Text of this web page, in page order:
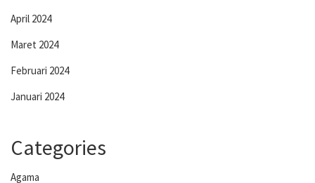
April 2024
Maret 2024
Februari 2024
Januari 2024
Categories
Agama